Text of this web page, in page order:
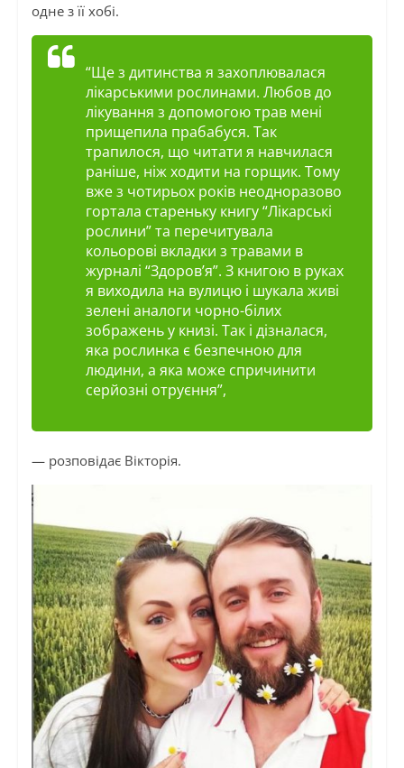
одне з її хобі.
“Ще з дитинства я захоплювалася
лікарськими рослинами. Любов до
лікування з допомогою трав мені
прищепила прабабуся. Так
трапилося, що читати я навчилася
раніше, ніж ходити на горщик. Тому
вже з чотирьох років неодноразово
гортала стареньку книгу “Лікарські
рослини” та перечитувала
кольорові вкладки з травами в
журналі “Здоров’я”. З книгою в руках
я виходила на вулицю і шукала живі
зелені аналоги чорно-білих
зображень у книзі. Так і дізналася,
яка рослинка є безпечною для
людини, а яка може спричинити
серйозні отруєння”,
— розповідає Вікторія.